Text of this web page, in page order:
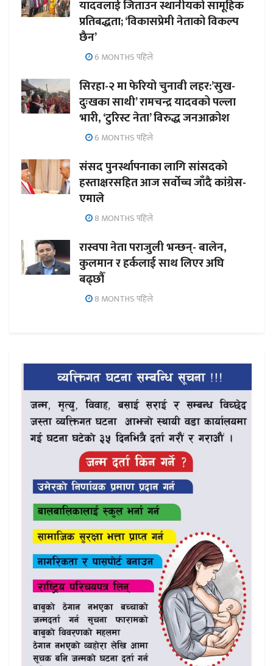
यादवलाई जिताउन स्थानीयको सामूहिक
प्रतिबद्धता; ‘विकासप्रेमी नेताको विकल्प
छैन’
6 MONTHS पहिले
सिरहा-२ मा फेरियो चुनावी लहर:’सुख-
दुःखका साथी’ रामचन्द्र यादवको पल्ला
भारी, ‘टुरिस्ट नेता’ विरुद्ध जनआक्रोश
6 MONTHS पहिले
संसद पुनर्स्थापनाका लागि सांसदको
हस्ताक्षरसहित आज सर्वोच्च जाँदै कांग्रेस-
एमाले
8 MONTHS पहिले
रास्वपा नेता पराजुली भन्छन्- बालेन,
कुलमान र हर्कलाई साथ लिएर अघि
बढ्छौँ
8 MONTHS पहिले